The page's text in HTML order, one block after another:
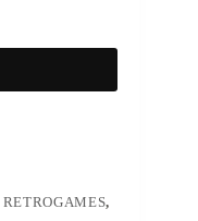
RETROGAMES,